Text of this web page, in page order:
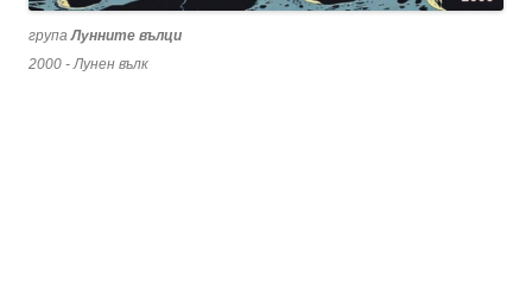
групаЛунните вълци
2000 - Лунен вълк